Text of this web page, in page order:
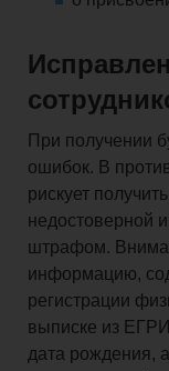
При получении
ошибок. В
рискует
недостоверной
штрафом.
информацию,
регистрации
выписке из
дата рождения,